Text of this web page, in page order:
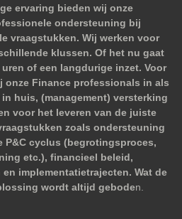
ervaring bieden wij onze
ondersteuning bij
vraagstukken. Wij werken voor
klussen. Of het nu gaat
of een langdurige inzet. Voor
onze Finance professionals in als
huis, (management) versterking
voor het leveren van de juiste
zoals ondersteuning
P&C cyclus (begrotingsproces,
etc.), financieel beleid,
implementatietrajecten. Wat de
wordt altijd geboden.